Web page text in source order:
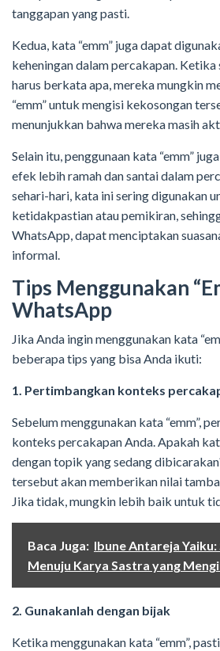
tanggapan yang pasti.
Kedua, kata “emm” juga dapat
keheningan dalam percakapan.
harus berkata apa, mereka mungkin
“emm” untuk mengisi kekosongan
menunjukkan bahwa mereka masih
Selain itu, penggunaan kata “emm”
efek lebih ramah dan santai dalam
sehari-hari, kata ini sering digunakan
ketidakpastian atau pemikiran,
WhatsApp, dapat menciptakan
informal.
Tips Menggunakan
WhatsApp
Jika Anda ingin menggunakan kata
beberapa tips yang bisa Anda ikuti:
1. Pertimbangkan konteks
Sebelum menggunakan kata “emm”,
konteks percakapan Anda. Apakah
dengan topik yang sedang
tersebut akan memberikan nilai
Jika tidak, mungkin lebih baik untuk
Baca Juga: Ibune Antareja
Menuju Karya Sastra yang
2. Gunakanlah dengan bijak
Ketika menggunakan kata “emm”,